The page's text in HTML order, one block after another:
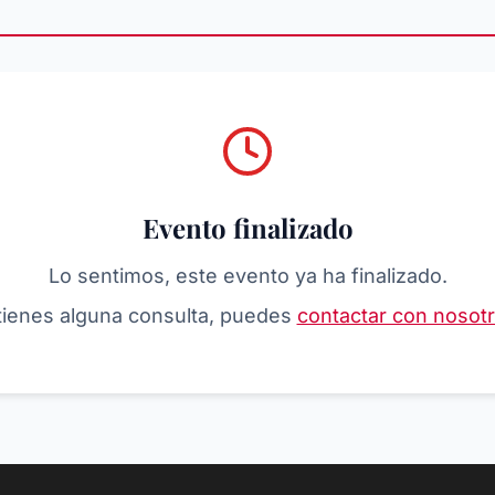
Evento finalizado
Lo sentimos, este evento ya ha finalizado.
alguna consulta, puedes contactar con